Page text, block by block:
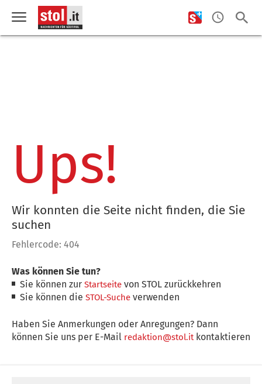
Ups!
Wir konnten die Seite nicht finden, die Sie
suchen
Fehlercode: 404
Was können Sie tun?
Sie können zurStartseite von STOL zurückkehren
Sie können dieSTOL-Suche verwenden
Haben Sie Anmerkungen oder Anregungen? Dann
können Sie uns per E-Mail redaktion@stol.itkontaktieren